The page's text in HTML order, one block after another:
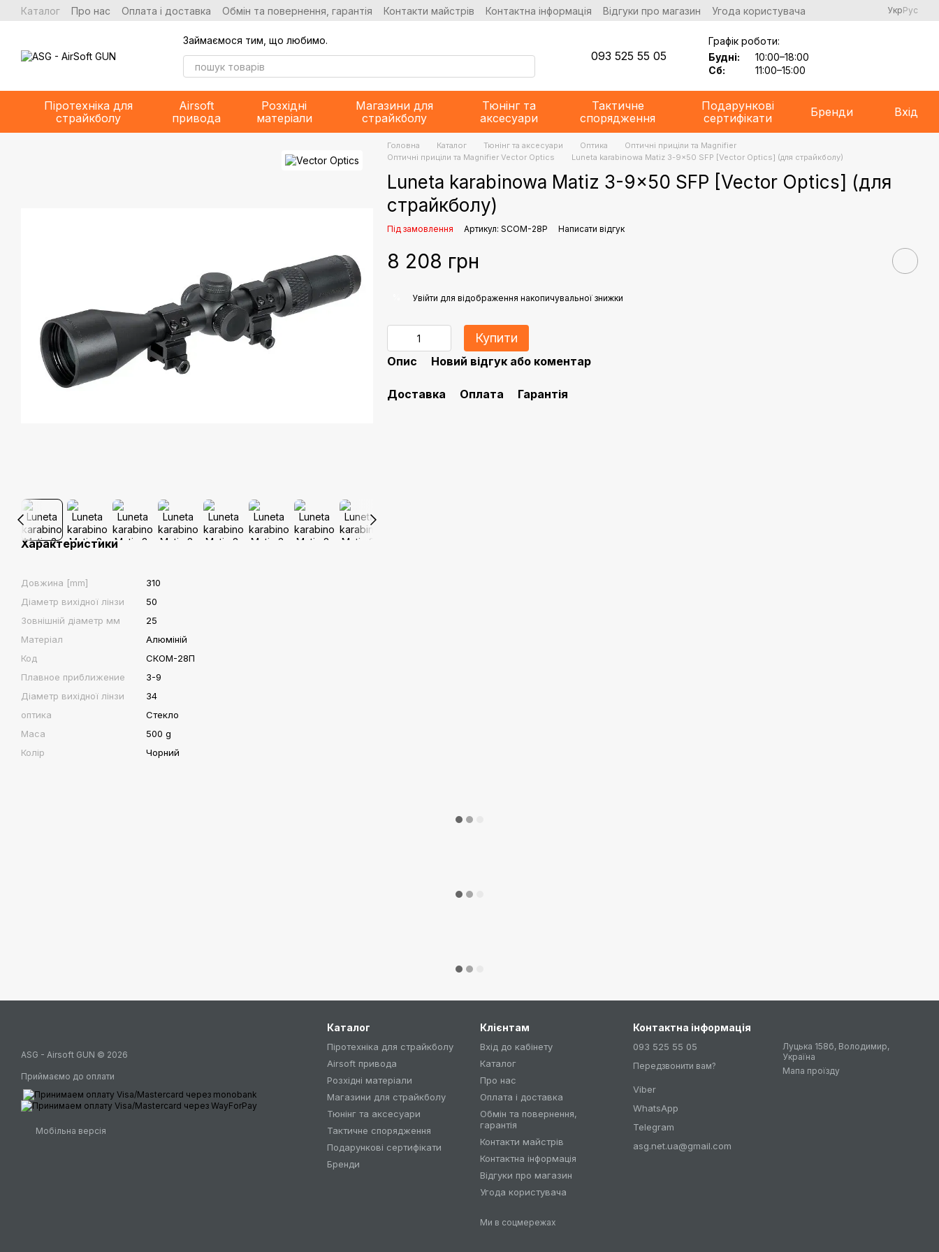
Перейти до основного контенту
Каталог Про нас Оплата і доставка Обмін та повернення, гарантія Контакти майстрів Контактна інформація Відгуки про магазин Угода користувача УкрРус
Займаємося тим, що любимо.
093 525 55 05
Графік роботи:
Будні:
10:00–18:00
Сб:
11:00–15:00
Піротехніка для
страйкболу
Airsoft
привода
Розхідні
матеріали
Магазини для
страйкболу
Тюнінг та
аксесуари
Тактичне
спорядження
Подарункові
сертифікати
Бренди Вхід
Характеристики
Довжина [mm]
310
Діаметр вихідної лінзи
50
Зовнішній діаметр мм
25
Матеріал
Алюміній
Код
СКОМ-28П
Плавное приближение
3-9
Діаметр вихідної лінзи
34
оптика
Стекло
Маса
500 g
Колір
Чорний
Головна Каталог Тюнінг та аксесуари Оптика
Оптичні приціли та Magnifier
Оптичні приціли та Magnifier Vector Optics
Luneta karabinowa Matiz 3-9x50 SFP [Vector Optics] (для страйкболу)
Luneta karabinowa Matiz 3-9x50 SFP [Vector Optics] (для
страйкболу)
Під замовлення Артикул: SCOM-28P Написати відгук
8 208 грн
Увійти для відображення накопичувальної знижки
Купити
Опис Новий відгук або коментар
Доставка Оплата Гарантія
ASG - Airsoft GUN © 2026
Приймаємо до оплати
Мобільна версія
Каталог
Піротехніка для страйкболу
Airsoft привода
Розхідні матеріали
Магазини для страйкболу
Тюнінг та аксесуари
Тактичне спорядження
Подарункові сертифікати
Бренди
Клієнтам
Вхід до кабінету
Каталог
Про нас
Оплата і доставка
Обмін та повернення,
гарантія
Контакти майстрів
Контактна інформація
Відгуки про магазин
Угода користувача
Ми в соцмережах
Контактна інформація
093 525 55 05
Передзвонити вам?
Viber
WhatsApp
Telegram
asg.net.ua@gmail.com
Луцька 158б, Володимир,
Україна
Мапа проїзду